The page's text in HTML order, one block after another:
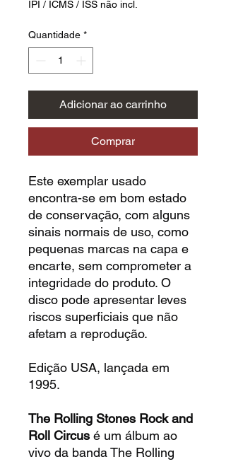
IPI / ICMS / ISS não incl.
Quantidade *
Adicionar ao carrinho
Comprar
Este exemplar usado
encontra-se em bom estado
de conservação, com alguns
sinais normais de uso, como
pequenas marcas na capa e
encarte, sem comprometer a
integridade do produto. O
disco pode apresentar leves
riscos superficiais que não
afetam a reprodução.
Edição USA, lançada em
1995.
The Rolling Stones Rock and
Roll Circus é um álbum ao
vivo da banda The Rolling